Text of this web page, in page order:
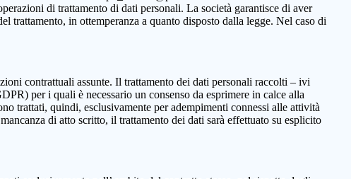
di trattamento di dati personali. La società garantisce di aver
in ottemperanza a quanto disposto dalla legge. Nel caso di
contrattuali assunte. Il trattamento dei dati personali raccolti – ivi
per i quali è necessario un consenso da esprimere in calce alla
trattati, quindi, esclusivamente per adempimenti connessi alle attività
di atto scritto, il trattamento dei dati sarà effettuato su esplicito